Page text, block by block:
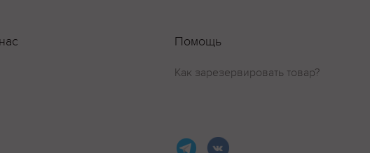
Помощь
Как зарезервировать товар?